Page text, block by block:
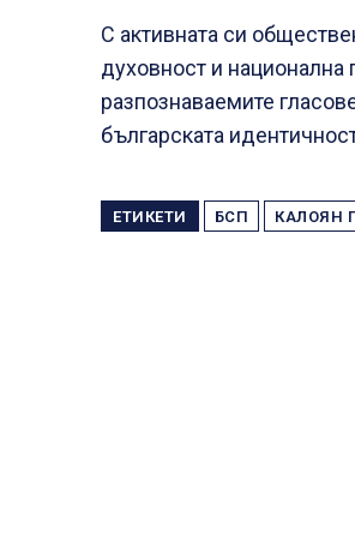
С активната си
духовност и
разпознаваемите
българската
ЕТИКЕТИ БСП КАЛОЯН